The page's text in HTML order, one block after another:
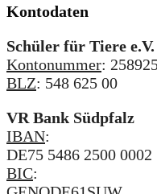
Kontodaten
Schüler für Tiere e.V.
Kontonummer:
BLZ: 548 625 00
VR Bank Südpfalz
IBAN:
DE75 5486 2500 0002
BIC: